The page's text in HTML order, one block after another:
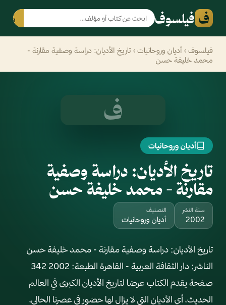
ف فيلسوف بحث
فيلسوف › أديان وروحانيات › تاريخ الأديان: دراسة وصفية مقارنة -
محمد خليفة حسن
ف
أديان وروحانيات
تاريخ الأديان: دراسة وصفية
مقارنة - محمد خليفة حسن
سنة النشر
2002
التصنيف
أديان وروحانيات
تاريخ الأديان: دراسة وصفية مقارنة - محمد خليفة حسن
الناشر: دار الثقافة العربية - القاهرة الطبعة: 2002 342
صفحة يقدم الكتاب عرضا لتاريخ الأديان الكبرى في العالم
الحديث، أي الأديان التي لا يزال لها حضور في عصرنا الحالي،